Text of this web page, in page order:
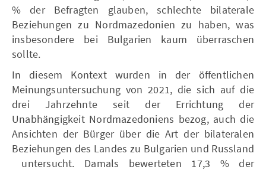
% der Befragten glauben, schlechte bilaterale
Beziehungen zu Nordmazedonien zu haben, was
insbesondere bei Bulgarien kaum überraschen
sollte.
In diesem Kontext wurden in der öffentlichen
Meinungsuntersuchung von 2021, die sich auf die
drei Jahrzehnte seit der Errichtung der
Unabhängigkeit Nordmazedoniens bezog, auch die
Ansichten der Bürger über die Art der bilateralen
Beziehungen des Landes zu Bulgarien und Russland
untersucht. Damals bewerteten 17,3 % der